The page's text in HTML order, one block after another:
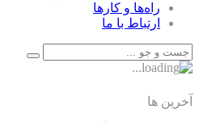
راه‌ها و كارها
ارتباط با ما
آخرین ها